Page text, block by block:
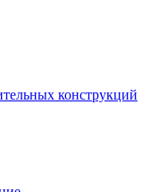
конструкций